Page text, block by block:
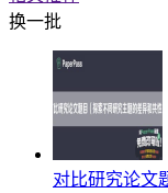
换一批
对比研究论文